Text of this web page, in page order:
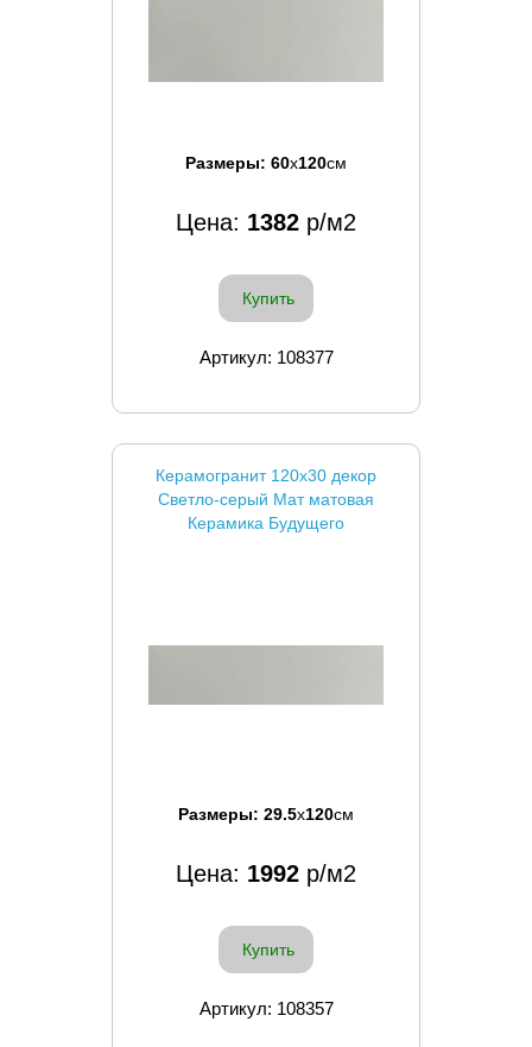
Размеры: 60x120см
Цена: 1382 р/м2
Купить
Артикул: 108377
Керамогранит 120x30 декор
Светло-серый Мат матовая
Керамика Будущего
Размеры: 29.5x120см
Цена: 1992 р/м2
Купить
Артикул: 108357